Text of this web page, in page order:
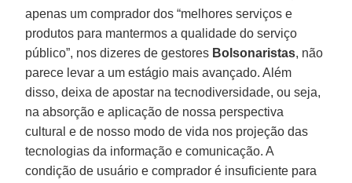
apenas um comprador dos “melhores serviços e
produtos para mantermos a qualidade do serviço
público”, nos dizeres de gestores Bolsonaristas, não
parece levar a um estágio mais avançado. Além
disso, deixa de apostar na tecnodiversidade, ou seja,
na absorção e aplicação de nossa perspectiva
cultural e de nosso modo de vida nos projeção das
tecnologias da informação e comunicação. A
condição de usuário e comprador é insuficiente para